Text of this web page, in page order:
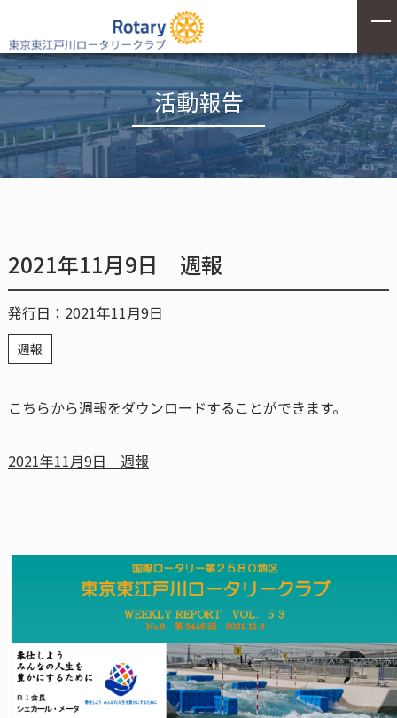
活動報告
2021年11月9日 週報
発行日：2021年11月9日
週報
こちらから週報をダウンロードすることができます。
2021年11月9日 週報